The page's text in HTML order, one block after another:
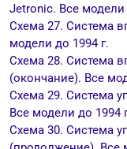
Jetronic. Все модели
Cхема 27. Система
модели до 1994 г.
Cхема 28. Система
(окончание). Все
Cхема 29. Система
Все модели до 1994
Cхема 30. Система